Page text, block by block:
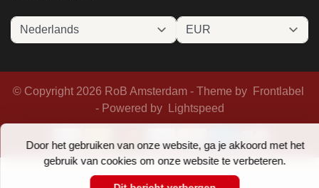
Door het gebruiken van onze website, ga je akkoord met het
gebruik van cookies om onze website te verbeteren.
© Copyright 2026 RoB Amsterdam - Theme by
Frontlabel
- Powered by
Lightspeed